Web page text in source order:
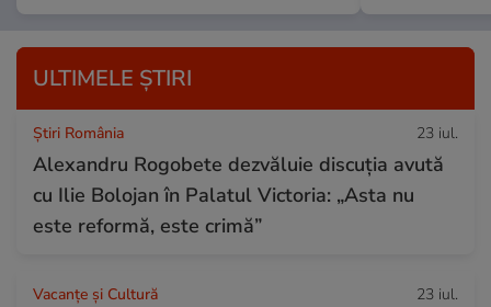
ULTIMELE ȘTIRI
Știri România 23 iul.
Alexandru Rogobete dezvăluie discuția avută
cu Ilie Bolojan în Palatul Victoria: „Asta nu
este reformă, este crimă”
Vacanțe și Cultură 23 iul.